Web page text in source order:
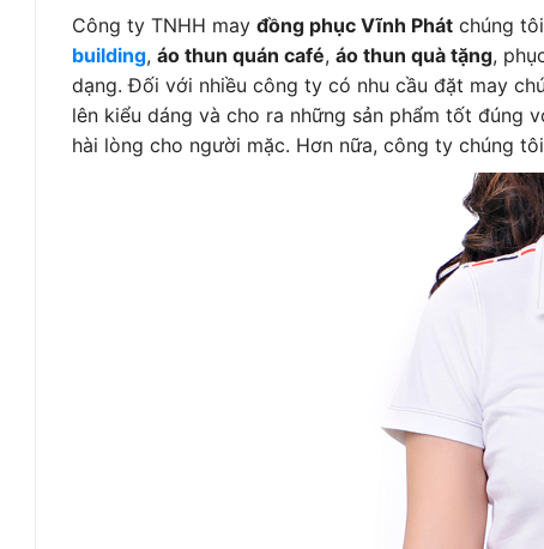
Công ty TNHH may đồng phục Vĩnh Phát chúng
building, áo thun quán café, áo thun quà tặng,
dạng. Đối với nhiều công ty có nhu cầu đặt may
lên kiểu dáng và cho ra những sản phẩm tốt đúng
hài lòng cho người mặc. Hơn nữa, công ty chúng